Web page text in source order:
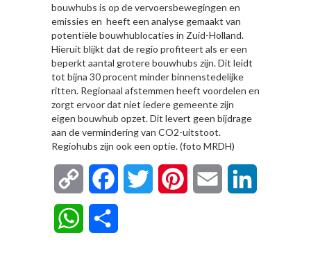
bouwhubs is op de vervoersbewegingen en
emissies en heeft een analyse gemaakt van
potentiële bouwhublocaties in Zuid-Holland.
Hieruit blijkt dat de regio profiteert als er een
beperkt aantal grotere bouwhubs zijn. Dit leidt
tot bijna 30 procent minder binnenstedelijke
ritten. Regionaal afstemmen heeft voordelen en
zorgt ervoor dat niet iedere gemeente zijn
eigen bouwhub opzet. Dit levert geen bijdrage
aan de vermindering van CO2-uitstoot.
Regiohubs zijn ook een optie. (foto MRDH)
Copy
Link
FacebookTwitter Pinterest Email
WhatsApp